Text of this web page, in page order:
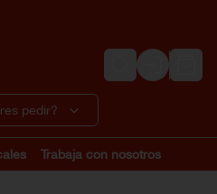
Login
pedir?
Trabaja con nosotros